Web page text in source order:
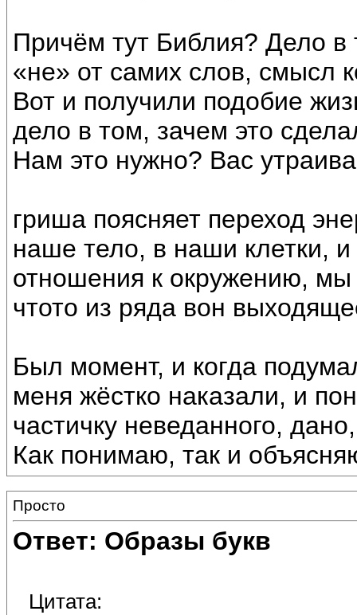
Причём тут Библия? Дело в
«не» от самих слов, смысл
Вот и получили подобие
дело в том, зачем это
Нам это нужно? Вас
гриша поясняет переход
наше тело, в наши клетки,
отношения к окружению,
чтото из ряда вон
Был момент, и когда
меня жёстко наказали, и
частичку неведанного,
Как понимаю, так и
Просто
Ответ: Образы букв
Цитата: